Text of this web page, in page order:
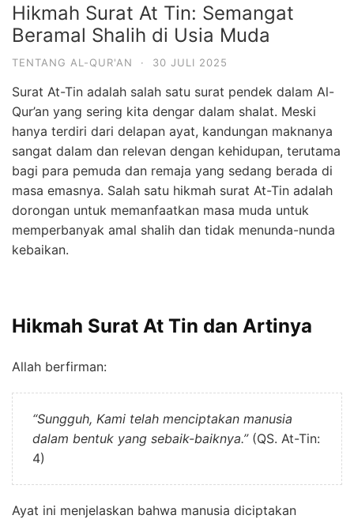
Hikmah Surat At Tin: Semangat
Beramal Shalih di Usia Muda
TENTANG AL-QUR'AN · 30 JULI 2025
Surat At-Tin adalah salah satu surat pendek dalam Al-
Qur’an yang sering kita dengar dalam shalat. Meski
hanya terdiri dari delapan ayat, kandungan maknanya
sangat dalam dan relevan dengan kehidupan, terutama
bagi para pemuda dan remaja yang sedang berada di
masa emasnya. Salah satu hikmah surat At-Tin adalah
dorongan untuk memanfaatkan masa muda untuk
memperbanyak amal shalih dan tidak menunda-nunda
kebaikan.
Hikmah Surat At Tin dan Artinya
Allah berfirman:
“Sungguh, Kami telah menciptakan manusia
dalam bentuk yang sebaik-baiknya.”(QS. At-Tin:
4)
Ayat ini menjelaskan bahwa manusia diciptakan